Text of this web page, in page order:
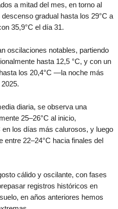
a mitad del mes, en torno al
gradual hasta los 29°C a
35,9°C el día 31.
oscilaciones notables, partiendo
hasta 12,5 °C, y con un
los 20,4°C —la noche más
diaria, se observa una
25–26°C al inicio,
los días más calurosos, y luego
entre 22–24°C hacia finales del
cálido y oscilante, con fases
registros históricos en
en años anteriores hemos